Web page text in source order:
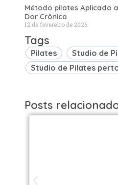
Método pilates Aplicado
Dor Crônica
12 de fevereiro de 2026
Tags
Pilates
Studio de
Studio de Pilates
Posts